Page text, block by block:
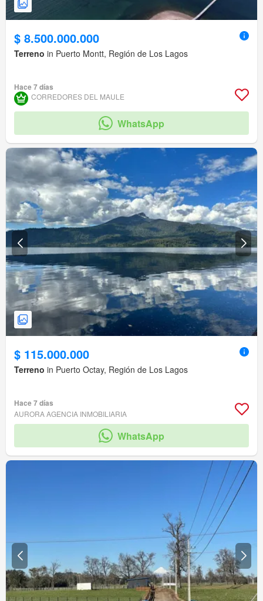
$ 8.500.000.000
Terreno in Puerto Montt, Región de Los Lagos
Hace 7 días
CORREDORES DEL MAULE
WhatsApp
$ 115.000.000
Terreno in Puerto Octay, Región de Los Lagos
Hace 7 días
AURORA AGENCIA INMOBILIARIA
WhatsApp